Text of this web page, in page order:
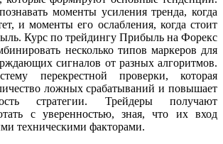
моменты усиления тренда, когда
и моменты его ослабления, когда стоит
Курс по трейдингу Прибыль на Форекс
несколько типов маркеров для
сигналов от разных алгоритмов.
перекрестной проверки, которая
ложных срабатываний и повышает
стратегии. Трейдеры получают
с уверенностью, зная, что их вход
техническими факторами.